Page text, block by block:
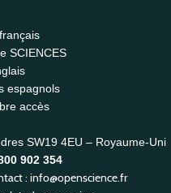
SCIENCES
espagnols
accès
SW19 4EU – Royaume-Uni
902 354
: info@openscience.fr